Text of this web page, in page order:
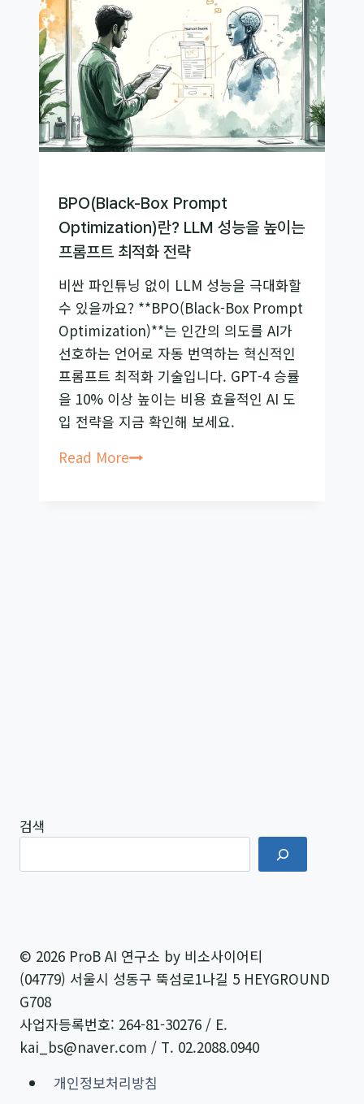
계)
롬
CoT
보
다
40
저
렴
하
게
GPT-
4
성
능
32%
올
리
법
BPO(Black-Box Prompt
Optimization)란? LLM 성능을 높이는
프롬프트 최적화 전략
비싼 파인튜닝 없이 LLM 성능을 극대화할
수 있을까요? **BPO(Black-Box Prompt
Optimization)**는 인간의 의도를 AI가
선호하는 언어로 자동 번역하는 혁신적인
프롬프트 최적화 기술입니다. GPT-4 승률
을 10% 이상 높이는 비용 효율적인 AI 도
입 전략을 지금 확인해 보세요.
Read MoreBPO(Black-
적
화
검색
© 2026 ProB AI 연구소 by 비소사이어티
(04779) 서울시 성동구 뚝섬로1나길 5 HEYGROUND
G708
사업자등록번호: 264-81-30276 / E.
kai_bs@naver.com / T. 02.2088.0940
개인정보처리방침